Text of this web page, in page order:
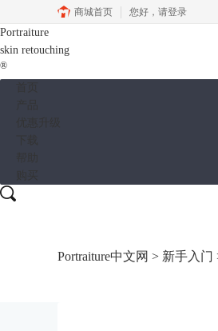
商城首页 您好， 请登录
Portraiture
skin retouching
®
Portraiture中文网 > 新手入门